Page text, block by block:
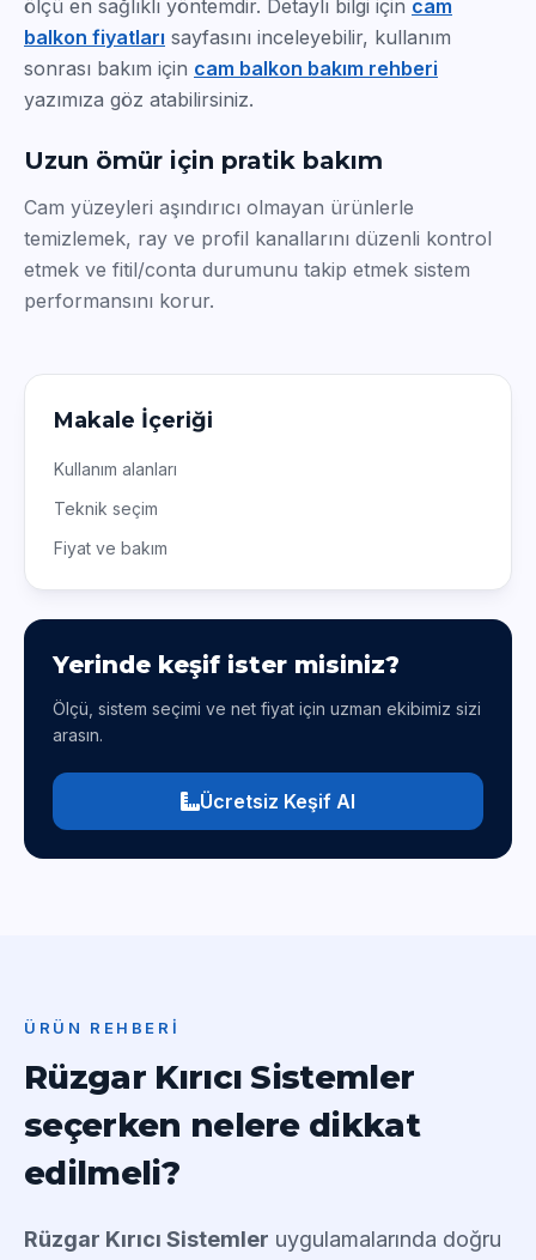
ölçü en sağlıklı yöntemdir. Detaylı bilgi için cam
balkon fiyatları sayfasını inceleyebilir, kullanım
sonrası bakım için cam balkon bakım rehberi
yazımıza göz atabilirsiniz.
Uzun ömür için pratik bakım
Cam yüzeyleri aşındırıcı olmayan ürünlerle
temizlemek, ray ve profil kanallarını düzenli kontrol
etmek ve fitil/conta durumunu takip etmek sistem
performansını korur.
Makale İçeriği
Kullanım alanları
Teknik seçim
Fiyat ve bakım
Yerinde keşif ister misiniz?
Ölçü, sistem seçimi ve net fiyat için uzman ekibimiz sizi
arasın.
Ücretsiz Keşif Al
ÜRÜN REHBERI
Rüzgar Kırıcı Sistemler
seçerken nelere dikkat
edilmeli?
Rüzgar Kırıcı Sistemler uygulamalarında doğru